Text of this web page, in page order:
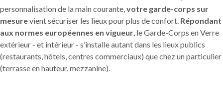
personnalisation de la main courante, votre garde-corps sur
mesurevient sécuriser les lieux pour plus de confort. Répondant
aux normes européennes en vigueur , le Garde-Corps en Verre
extérieur - et intérieur - s’installe autant dans les lieux publics
(restaurants, hôtels, centres commerciaux) que chez un particulier
(terrasse en hauteur, mezzanine).